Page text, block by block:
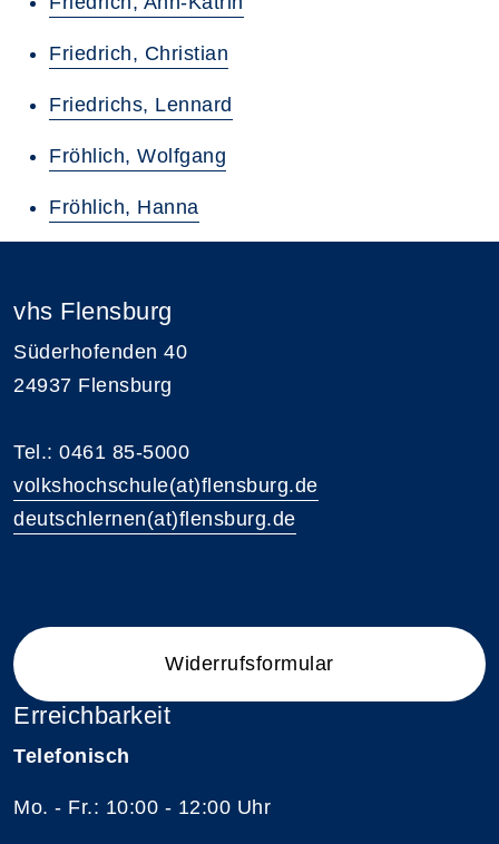
Friedrich, Christian
Friedrichs, Lennard
Fröhlich, Wolfgang
Fröhlich, Hanna
vhs Flensburg
Süderhofenden 40
24937 Flensburg
Tel.: 0461 85-5000
volkshochschule(at)flensburg.de
deutschlernen(at)flensburg.de
Widerrufsformular
Erreichbarkeit
Telefonisch
Mo. - Fr.: 10:00 - 12:00 Uhr